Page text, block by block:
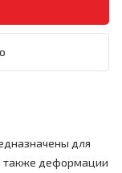
для
также деформации